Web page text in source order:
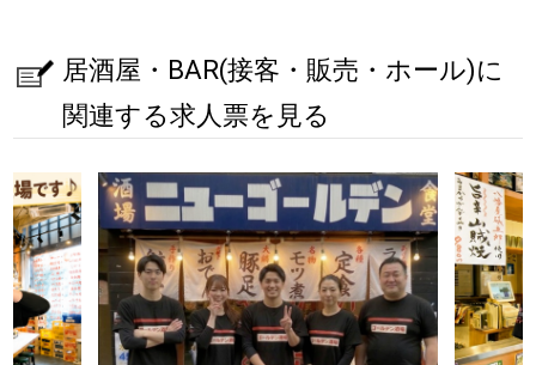
居酒屋・BAR(接客・販売・ホール)に
関連する求人票を見る